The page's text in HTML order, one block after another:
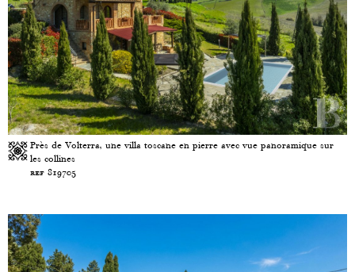
Près de Volterra, une villa toscane en pierre avec vue panoramique sur
les collines
ref 819705